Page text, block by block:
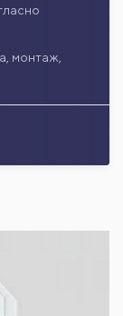
монтаж,